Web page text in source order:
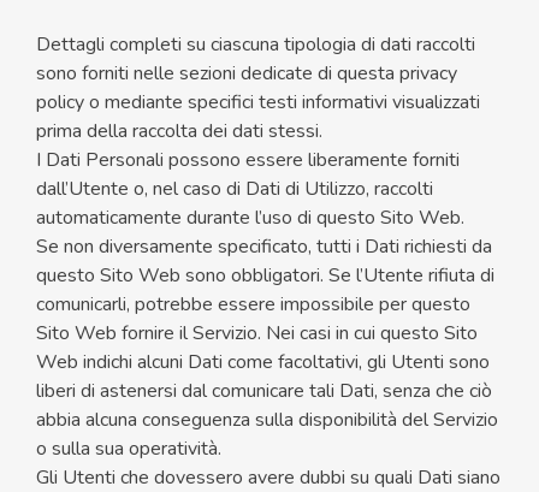
Dettagli completi su ciascuna tipologia di dati raccolti
sono forniti nelle sezioni dedicate di questa privacy
policy o mediante specifici testi informativi visualizzati
prima della raccolta dei dati stessi.
I Dati Personali possono essere liberamente forniti
dall’Utente o, nel caso di Dati di Utilizzo, raccolti
automaticamente durante l’uso di questo Sito Web.
Se non diversamente specificato, tutti i Dati richiesti da
questo Sito Web sono obbligatori. Se l’Utente rifiuta di
comunicarli, potrebbe essere impossibile per questo
Sito Web fornire il Servizio. Nei casi in cui questo Sito
Web indichi alcuni Dati come facoltativi, gli Utenti sono
liberi di astenersi dal comunicare tali Dati, senza che ciò
abbia alcuna conseguenza sulla disponibilità del Servizio
o sulla sua operatività.
Gli Utenti che dovessero avere dubbi su quali Dati siano